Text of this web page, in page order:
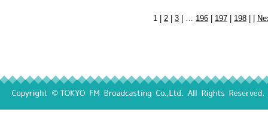
1 | 2 3 | … 196 197 198